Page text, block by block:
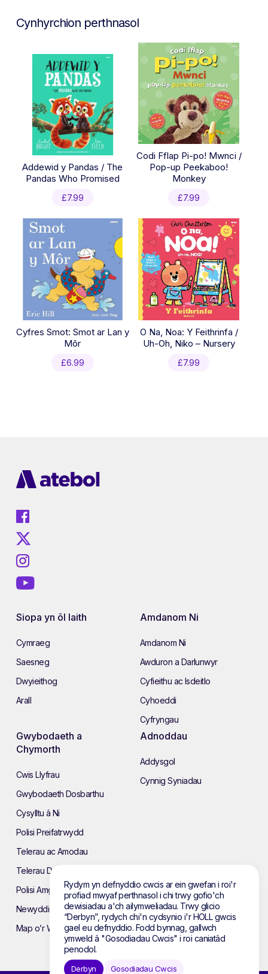
Cynhyrchion perthnasol
Addewid y Pandas / The
Pandas Who Promised
£7.99
Codi Fflap Pi-po! Mwnci /
Pop-up Peekaboo!
Monkey
£7.99
Cyfres Smot: Smot ar Lan y
Môr
£6.99
O Na, Noa: Y Feithrinfa /
Uh-Oh, Niko – Nursery
£7.99
Siopa yn ôl Iaith
Cymraeg
Saesneg
Dwyieithog
Arall
Amdanom Ni
Amdanom Ni
Awduron a Darlunwyr
Cyfieithu ac Isdeitlo
Cyhoeddi
Cyfryngau
Gwybodaeth a
Chymorth
Cwis Llyfrau
Gwybodaeth Dosbarthu
Cysylltu â Ni
Polisi Preifatrwydd
Telerau ac Amodau
Telerau Defnyddio’r Wefan
Polisi Amgylcheddol
Newyddion
Map o’r Wefan
Adnoddau
Addysgol
Cynnig Syniadau
Rydym yn defnyddio cwcis ar ein gwefan i roi'r
profiad mwyaf perthnasol i chi trwy gofio'ch
dewisiadau a'ch ailymweliadau. Trwy glicio
“Derbyn”, rydych chi'n cydsynio i'r HOLL gwcis
gael eu defnyddio. Fodd bynnag, gallwch
ymweld â "Gosodiadau Cwcis" i roi caniatâd
penodol.
Gosodiadau Cwcis
Derbyn